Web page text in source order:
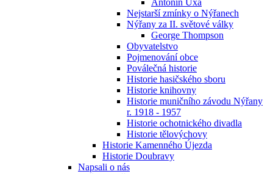
Antonín Uxa
Nejstarší zmínky o Nýřanech
Nýřany za II. světové války
George Thompson
Obyvatelstvo
Pojmenování obce
Poválečná historie
Historie hasičského sboru
Historie knihovny
Historie muničního závodu Nýřany
r. 1918 - 1957
Historie ochotnického divadla
Historie tělovýchovy
Historie Kamenného Újezda
Historie Doubravy
Napsali o nás